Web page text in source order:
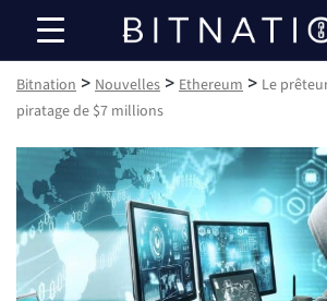
Bitnation
Bitnation > Nouvelles > Ethereum > Le
piratage de $7 millions